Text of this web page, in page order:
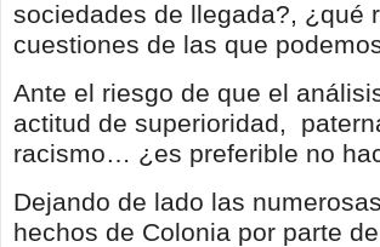
sociedades de llegada?, ¿qué
cuestiones de las que
Ante el riesgo de que el
actitud de superioridad,
racismo… ¿es preferible no
Dejando de lado las
hechos de Colonia por parte